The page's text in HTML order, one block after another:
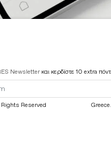
Newsletter και κερδίστε 10 extra
Submit
Form
Rights Reserved